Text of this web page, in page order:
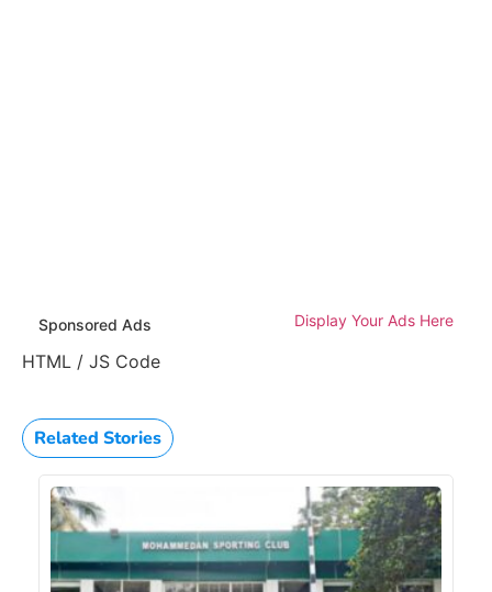
Sponsored Ads Display Your Ads Here
HTML / JS Code
Related Stories